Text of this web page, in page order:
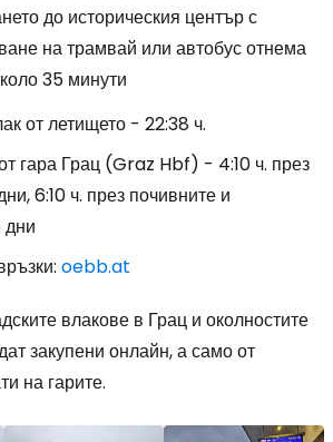
до историческия център с
на трамвай или автобус отнема
35 минути
от летището - 22:38 ч.
гара Грац (Graz Hbf) - 4:10 ч. през
6:10 ч. през почивните и
дни
oebb.at
влакове в Грац и околностите
закупени онлайн, а само от
на гарите.